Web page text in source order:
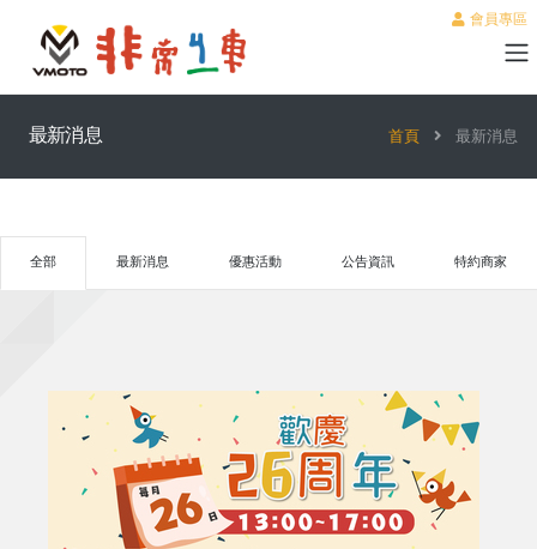
會員專區
最新消息 首頁 最新消息
全部 最新消息 優惠活動 公告資訊 特約商家